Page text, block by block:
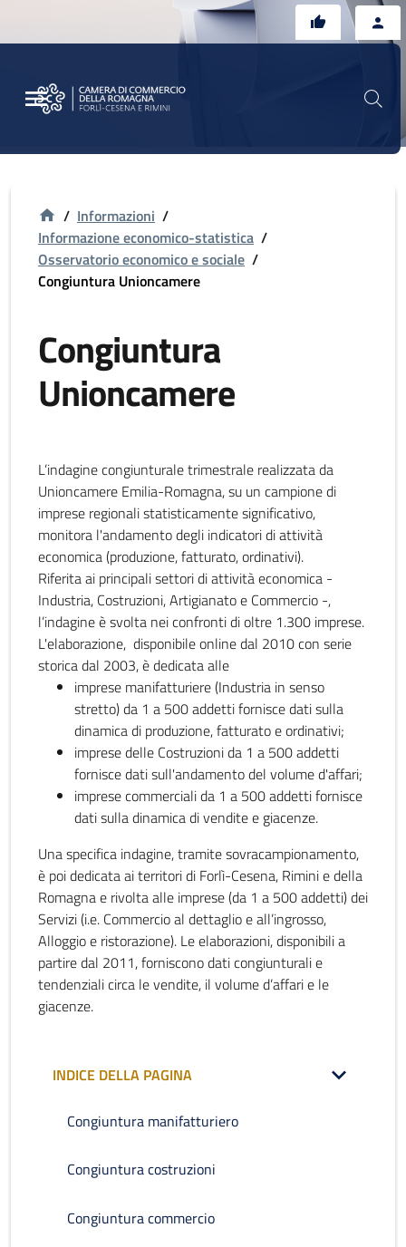
/ Informazioni /
Informazione economico-statistica /
Osservatorio economico e sociale /
Congiuntura Unioncamere
Congiuntura
Unioncamere
L’indagine congiunturale trimestrale realizzata da
Unioncamere Emilia-Romagna, su un campione di
imprese regionali statisticamente significativo,
monitora l'andamento degli indicatori di attività
economica (produzione, fatturato, ordinativi).
Riferita ai principali settori di attività economica -
Industria, Costruzioni, Artigianato e Commercio -,
l’indagine è svolta nei confronti di oltre 1.300 imprese.
L'elaborazione, disponibile online dal 2010 con serie
storica dal 2003, è dedicata alle
imprese manifatturiere (Industria in senso
stretto) da 1 a 500 addetti fornisce dati sulla
dinamica di produzione, fatturato e ordinativi;
imprese delle Costruzioni da 1 a 500 addetti
fornisce dati sull'andamento del volume d'affari;
imprese commerciali da 1 a 500 addetti fornisce
dati sulla dinamica di vendite e giacenze.
Una specifica indagine, tramite sovracampionamento,
è poi dedicata ai territori di Forlì-Cesena, Rimini e della
Romagna e rivolta alle imprese (da 1 a 500 addetti) dei
Servizi (i.e. Commercio al dettaglio e all’ingrosso,
Alloggio e ristorazione). Le elaborazioni, disponibili a
partire dal 2011, forniscono dati congiunturali e
tendenziali circa le vendite, il volume d’affari e le
giacenze.
INDICE DELLA PAGINA
Congiuntura manifatturiero
Congiuntura costruzioni
Congiuntura commercio